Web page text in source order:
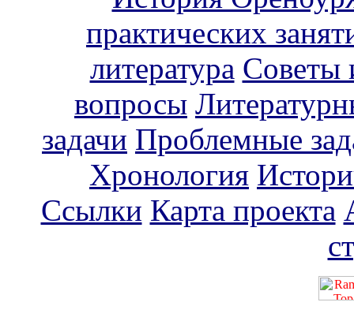
практических
литература Советы
вопросы
задачи Проблемные
Хронология
Ссылки Карта проекта